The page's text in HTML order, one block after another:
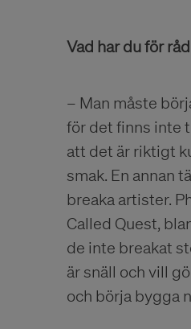
Vad har du för
– Man måste
för det finns inte
att det är riktigt
smak. En annan
breaka artister.
Called Quest,
de inte breakat
är snäll och vill
och börja bygga